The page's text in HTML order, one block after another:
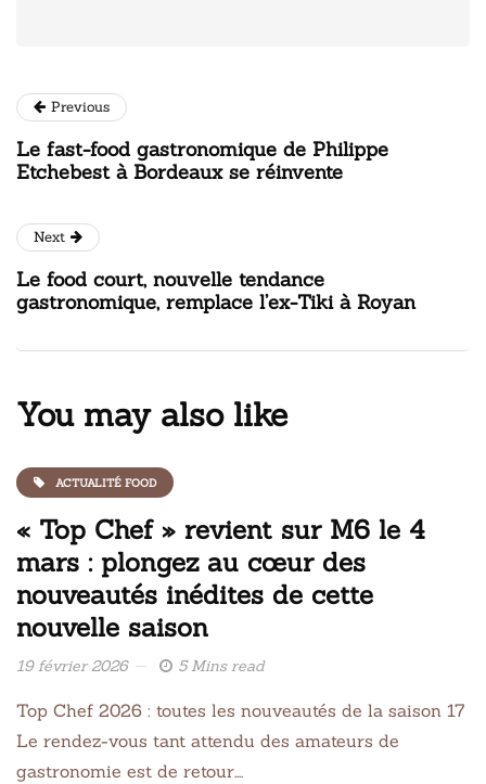
Previous
Le fast-food gastronomique de Philippe
Etchebest à Bordeaux se réinvente
Next
Le food court, nouvelle tendance
gastronomique, remplace l’ex-Tiki à Royan
You may also like
ACTUALITÉ FOOD
« Top Chef » revient sur M6 le 4
mars : plongez au cœur des
nouveautés inédites de cette
nouvelle saison
19 février 2026 5 Mins read
Top Chef 2026 : toutes les nouveautés de la saison 17
Le rendez-vous tant attendu des amateurs de
gastronomie est de retour….